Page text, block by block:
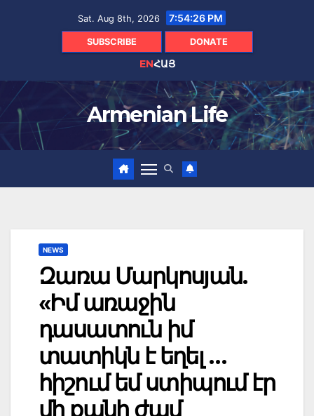
Sat. Aug 8th, 2026 7:54:27 PM
SUBSCRIBE DONATE
ENՀԱՅ
Armenian Life
NEWS
Զառա Մարկոսյան.
«Իմ առաջին
դասատուն իմ
տատիկն է եղել …
հիշում եմ ստիպում էր
մի քանի ժամ